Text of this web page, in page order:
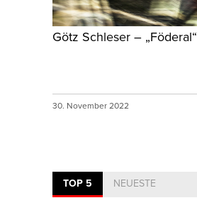
Götz Schleser – „Föderal“
30. November 2022
TOP 5 NEUESTE